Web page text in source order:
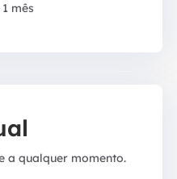
mês
a qualquer momento.